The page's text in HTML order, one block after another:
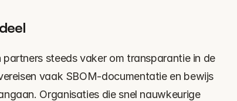
steeds vaker om transparantie in de
vaak SBOM-documentatie en bewijs
Organisaties die snel nauwkeurige